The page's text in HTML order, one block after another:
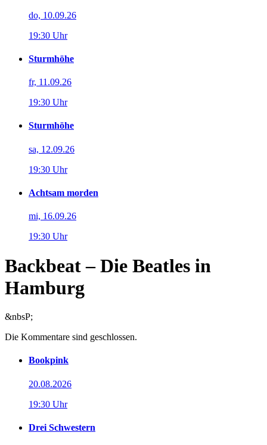
do, 10.09.26
19:30 Uhr
Sturmhöhe
fr, 11.09.26
19:30 Uhr
Sturmhöhe
sa, 12.09.26
19:30 Uhr
Achtsam morden
mi, 16.09.26
19:30 Uhr
Backbeat – Die Beatles in
Hamburg
&nbsP;
Die Kommentare sind geschlossen.
Bookpink
20.08.2026
19:30 Uhr
Drei Schwestern